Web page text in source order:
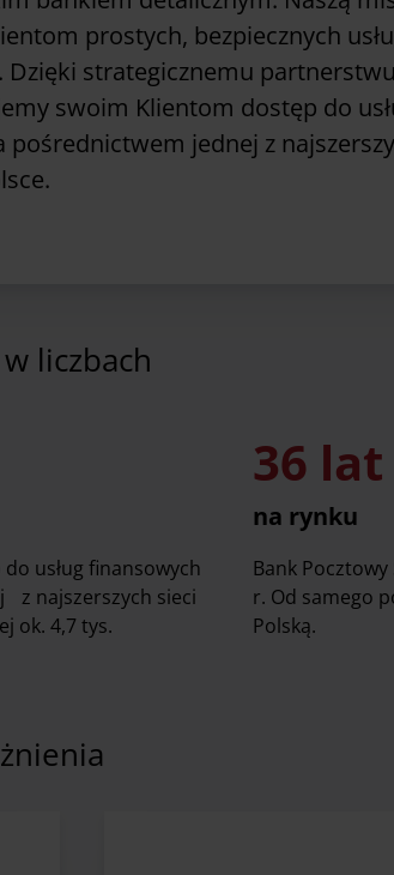
prostych, bezpiecznych
Dzięki strategicznemu
swoim Klientom dostęp do
pośrednictwem jednej z
liczbach
usług finansowych
z najszerszych sieci
ok. 4,7 tys.
36 lat
na rynku
Bank Pocztowy
r. Od samego
Polską.